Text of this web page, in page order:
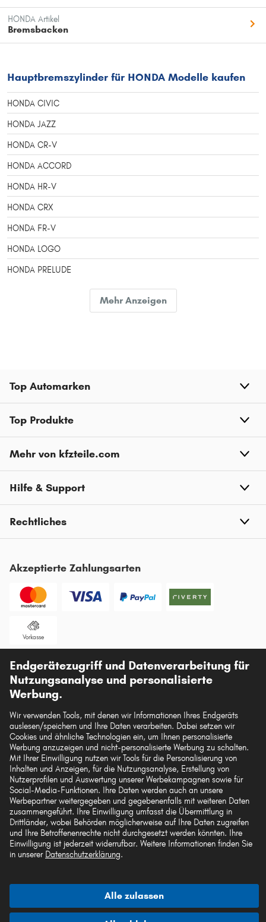
HONDA Artikel
Bremsbacken
Hauptbremszylinder für HONDA Modelle kaufen
HONDA CIVIC
HONDA JAZZ
HONDA CR-V
HONDA ACCORD
HONDA HR-V
HONDA CRX
HONDA FR-V
HONDA LOGO
HONDA PRELUDE
Mehr Anzeigen
Top Automarken
Top Produkte
Mehr von kfzteile.com
Hilfe & Support
Rechtliches
Akzeptierte Zahlungsarten
Vorkasse
Unsere Versandpartner
Die hier dargestellten Daten, insbesondere die gesamte Datenbank, dürfen nicht
vervielfältigt werden. Die Vervielfältigung und Verbreitung der Daten und der
Datenbank ohne vorherige Einwilligung von TecAlliance und/oder die
Einbeziehung Dritter in solche Aktivitäten ist streng verboten. Jegliche
unautorisierte Nutzung von Inhalten stellt eine Verletzung des Urheberrechts dar
und kann rechtliche Schritte nach sich ziehen.
Vertrag widerrufen
© 2026 kfzteile24 GmbH - Alle Rechte vorbehalten.
¹„Gratis Versand“ oder „ohne Versandkosten“ entsprechen dem Wegfall der
Endgerätezugriff und Datenverarbeitung für
Nutzungsanalyse und personalisierte
Werbung.
Wir verwenden Tools, mit denen wir Informationen Ihres Endgeräts
auslesen/speichern und Ihre Daten verarbeiten. Dabei setzen wir
Cookies und ähnliche Technologien ein, um Ihnen personalisierte
Werbung anzuzeigen und nicht-personalisierte Werbung zu schalten.
Mit Ihrer Einwilligung nutzen wir Tools für die Personalisierung von
Inhalten und Anzeigen, für die Nutzungsanalyse, Erstellung von
Nutzerprofilen und Auswertung unserer Werbekampagnen sowie für
Social-Media-Funktionen. Ihre Daten werden auch an unsere
Werbepartner weitergegeben und gegebenenfalls mit weiteren Daten
zusammengeführt. Ihre Einwilligung umfasst die Übermittlung in
Drittländer, wobei Behörden möglicherweise auf Ihre Daten zugreifen
und Ihre Betroffenenrechte nicht durchgesetzt werden könnten. Ihre
Einwilligung ist jederzeit widerrufbar. Weitere Informationen finden Sie
in unserer Datenschutzerklärung.
Alle zulassen